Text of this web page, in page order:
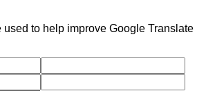
to help improve Google Translate